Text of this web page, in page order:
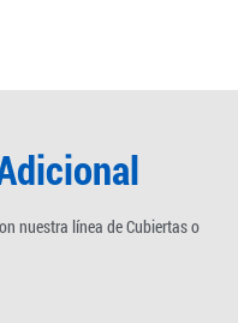
nuestra línea de Cubiertas o